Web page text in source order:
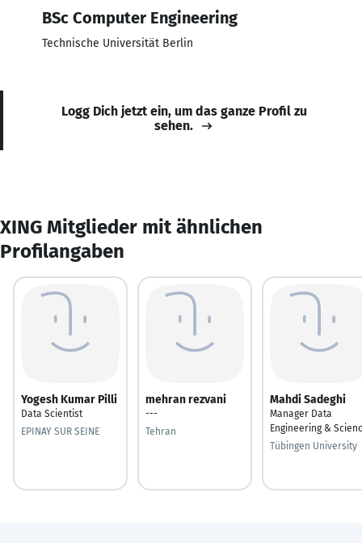
BSc Computer Engineering
Technische Universität Berlin
Logg Dich jetzt ein, um das ganze Profil zu
sehen.
XING Mitglieder mit ähnlichen
Profilangaben
Yogesh Kumar Pilli
Data Scientist
EPINAY SUR SEINE
mehran rezvani
---
Tehran
Mahdi Sadeghi
Manager Data
Engineering &
Tübingen University